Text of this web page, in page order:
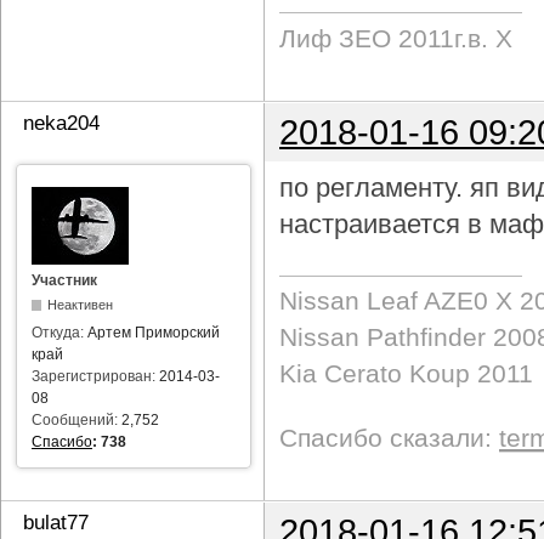
Лиф ЗЕО 2011г.в. Х
neka204 2018-01-16
Участник
Неактивен
Откуда: Артем Приморский
край
Зарегистрирован: 2014-03-
08
Сообщений: 2,752
Спасибо: 738
по регламенту. яп
настраивается в
Nissan Leaf AZE0 X
Nissan Pathfinder
Kia Cerato Koup 2011
Спасибо сказали:
bulat77